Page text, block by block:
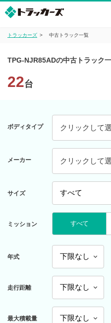
トラッカーズ 中古トラック一覧
TPG-NJR85ADの中古トラック
22台
ボディタイプ クリックして
メーカー クリックして
サイズ
ミッション すべて
年式
走行距離
最大積載量